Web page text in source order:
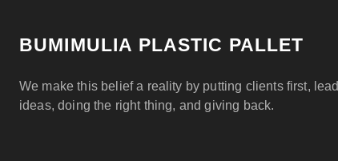
BUMIMULIA PLASTIC PALLET
We make this belief a reality by putting clients first,
ideas, doing the right thing, and giving back.